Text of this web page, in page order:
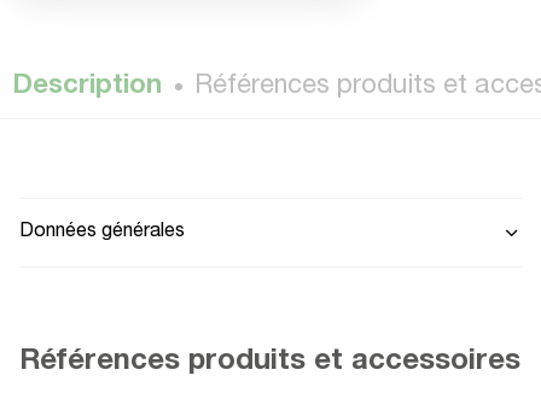
Description Références produits et
Données générales
Références produits et accessoires